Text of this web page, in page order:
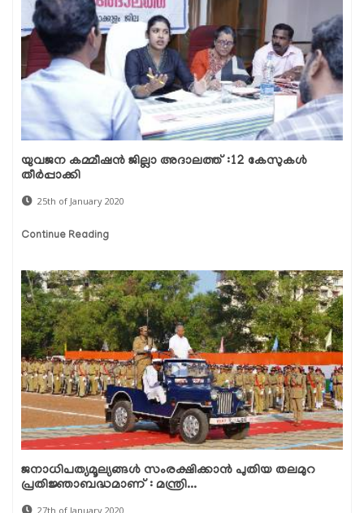
യുവജന കമ്മീഷന്‍ ജില്ലാ അദാലത്ത് :12 കേസുകള്‍
തീര്‍പ്പാക്കി
25th of January 2020
Continue Reading
ജനാധിപത്യമൂല്യങ്ങള്‍ സംരക്ഷിക്കാന്‍ പുതിയ തലമുറ
പ്രതിജ്ഞാബദ്ധമാണ് : മന്ത്രി...
27th of January 2020